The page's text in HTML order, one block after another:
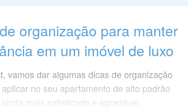
guardar e mostrar peças delicadas, como
taças e copos. Hoje em dia, a
um móvel versátil e dinâmico, que pode
guardar diversos objetos e também
na decoração. Veja a seguir algumas
a cristaleira no seu lar e os benefícios
organização para manter
em um imóvel de luxo
vamos dar algumas dicas de organização
no seu apartamento de alto padrão
mais sofisticado e agradável.